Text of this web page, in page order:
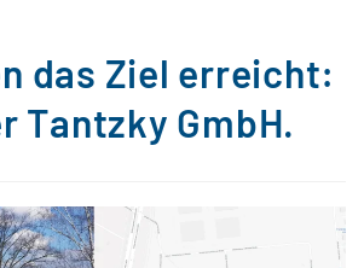
das Ziel erreicht:
Tantzky GmbH.